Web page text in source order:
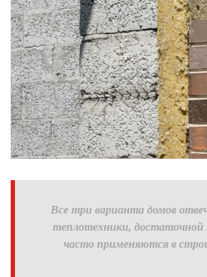
Все три варианта домов
теплотехники, достаточной
часто применяются в